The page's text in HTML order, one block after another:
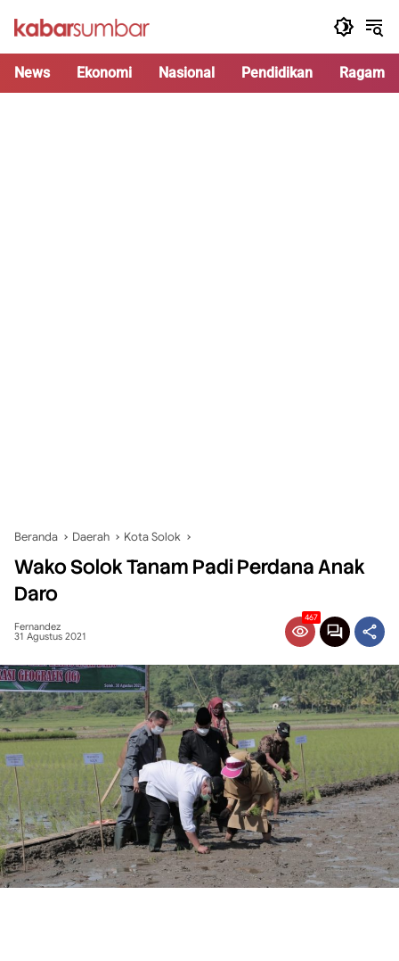
News Ekonomi Nasional Pendidikan Ragam
Beranda Daerah Kota Solok
Wako Solok Tanam Padi Perdana Anak
Daro
Fernandez
31 Agustus 2021
467